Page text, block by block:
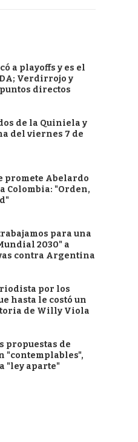
a playoffs y es el
Verdirrojo y
directos
de la Quiniela y
del viernes 7 de
promete Abelardo
Colombia: "Orden,
para una
2030" a
contra Argentina
por los
hasta le costó un
de Willy Viola
propuestas de
"contemplables",
"ley aparte"